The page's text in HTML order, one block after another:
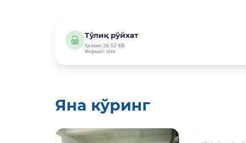
Тўлиқ рўйхат
Ҳажми: 26.52 KB
Формат: xlsx
Яна кўринг